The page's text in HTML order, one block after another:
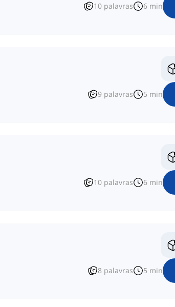
10 palavras 6 min
9 palavras 5 min
10 palavras 6 min
8 palavras 5 min